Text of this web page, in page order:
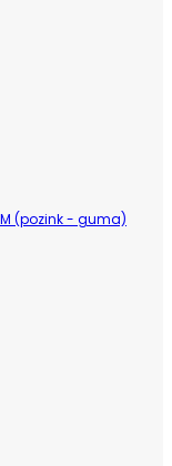
(pozink - guma)